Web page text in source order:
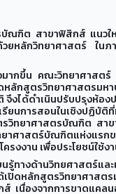
ณฑิต สาขาฟิสิกส์ แนว
วยหลักวิทยาศาสตร์ ใ
มากขึ้น คณะวิทยาศาส
ลักสูตรวิทยาศาสตรม
งได้ดำเนินปรับปรุงห้
ยนการสอนในเชิงปฏิ
วิทยาศาสตรบัณฑิต สา
ศาสตร์บัณฑิตแห่งแรกข
งงาน เพื่อประโยชน์ใช้
ทางด้านวิทยศาสตร์แล
ปิดหลักสูตรวิทยาศาสต
นื่องจากการขาดแคล